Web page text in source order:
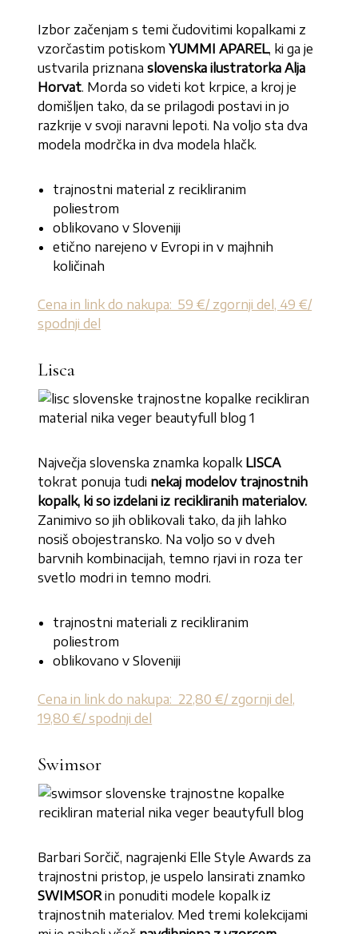
Izbor začenjam s temi čudovitimi kopalkami z
vzorčastim potiskomYUMMI APAREL, ki ga je
ustvarila priznana slovenska ilustratorka Alja
Horvat. Morda so videti kot krpice, a kroj je
domišljen tako, da se prilagodi postavi in jo
razkrije v svoji naravni lepoti. Na voljo sta dva
modela modrčka in dva modela hlačk.
trajnostni material z recikliranim
poliestrom
oblikovano v Sloveniji
etično narejeno v Evropi in v majhnih
količinah
Cena in link do nakupa: 59 €/ zgornji del, 49 €/
spodnji del
Lisca
Največja slovenska znamka kopalk LISCA
tokrat ponuja tudi nekaj modelov trajnostnih
kopalk, ki so izdelani iz recikliranih materialov.
Zanimivo so jih oblikovali tako, da jih lahko
nosiš obojestransko. Na voljo so v dveh
barvnih kombinacijah, temno rjavi in roza ter
svetlo modri in temno modri.
trajnostni materiali z recikliranim
poliestrom
oblikovano v Sloveniji
Cena in link do nakupa: 22,80 €/ zgornji del,
19,80 €/ spodnji del
Swimsor
Barbari Sorčič, nagrajenki Elle Style Awards za
trajnostni pristop, je uspelo lansirati znamko
SWIMSORin ponuditi modele kopalk iz
trajnostnih materialov. Med tremi kolekcijami